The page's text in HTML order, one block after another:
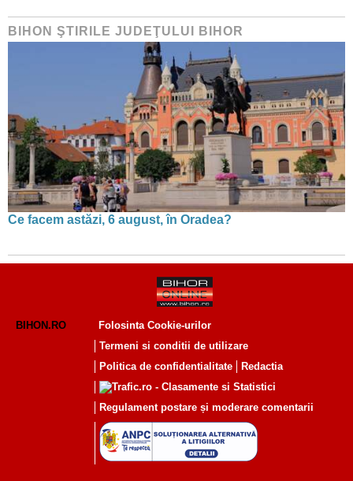
BIHON ŞTIRILE JUDEŢULUI BIHOR
Ce facem astăzi, 6 august, în Oradea?
BIHON.RO
Folosinta Cookie-urilor
Termeni si conditii de utilizare
Politica de confidentialitate
Redactia
Regulament postare și moderare comentarii